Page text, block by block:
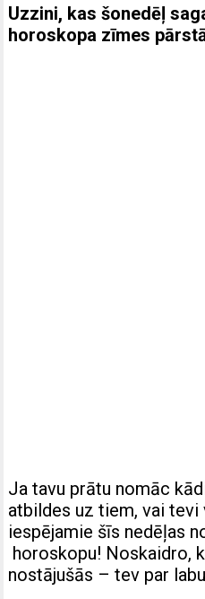
Uzzini, kas šonedēļ
horoskopa zīmes
Ja tavu prātu nomāc
atbildes uz tiem, vai
iespējamie šīs nedēļas
horoskopu! Noskaidro,
nostājušās – tev par